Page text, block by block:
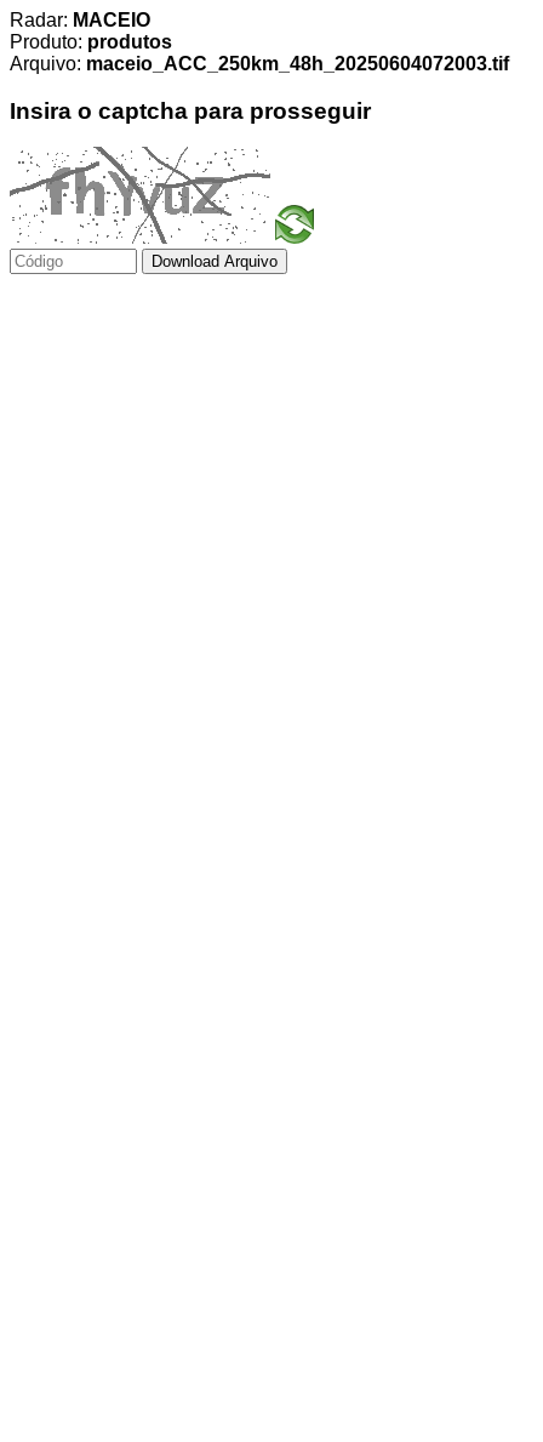
Radar: MACEIO
Produto: produtos
Arquivo: maceio_ACC_250km_48h_20250604072003.tif
Insira o captcha para prosseguir